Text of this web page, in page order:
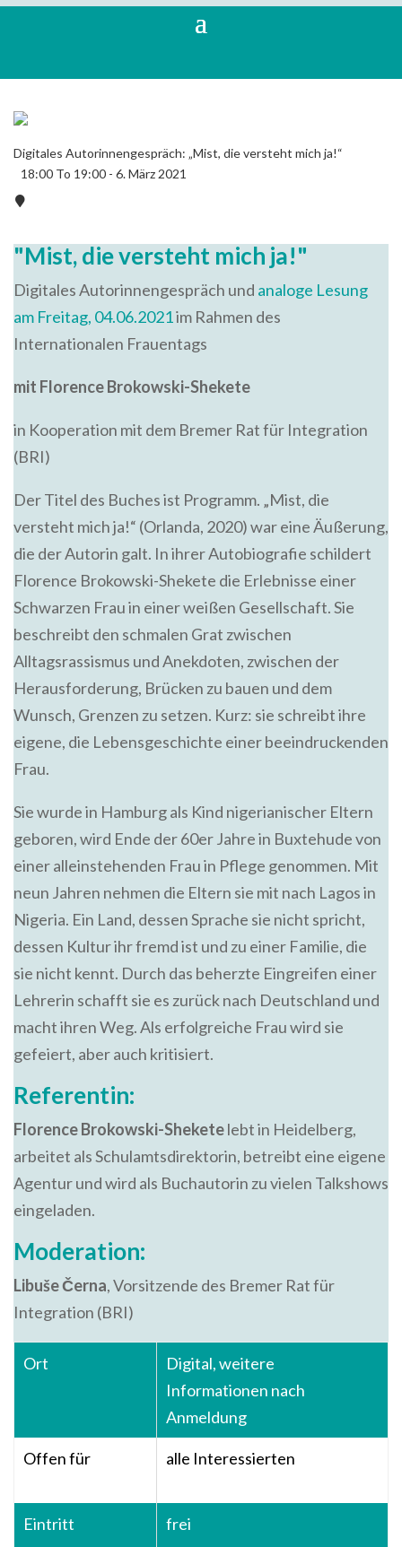
Digitales Autorinnengespräch: „Mist, die versteht mich ja!“
18:00 To 19:00 - 6. März 2021
"Mist, die versteht mich ja!"
Digitales Autorinnengespräch und analoge Lesung
am Freitag, 04.06.2021im Rahmen des
Internationalen Frauentags
mit Florence Brokowski-Shekete
in Kooperation mit dem Bremer Rat für Integration
(BRI)
Der Titel des Buches ist Programm. „Mist, die
versteht mich ja!“ (Orlanda, 2020) war eine Äußerung,
die der Autorin galt. In ihrer Autobiografie schildert
Florence Brokowski-Shekete die Erlebnisse einer
Schwarzen Frau in einer weißen Gesellschaft. Sie
beschreibt den schmalen Grat zwischen
Alltagsrassismus und Anekdoten, zwischen der
Herausforderung, Brücken zu bauen und dem
Wunsch, Grenzen zu setzen. Kurz: sie schreibt ihre
eigene, die Lebensgeschichte einer beeindruckenden
Frau.
Sie wurde in Hamburg als Kind nigerianischer Eltern
geboren, wird Ende der 60er Jahre in Buxtehude von
einer alleinstehenden Frau in Pflege genommen. Mit
neun Jahren nehmen die Eltern sie mit nach Lagos in
Nigeria. Ein Land, dessen Sprache sie nicht spricht,
dessen Kultur ihr fremd ist und zu einer Familie, die
sie nicht kennt. Durch das beherzte Eingreifen einer
Lehrerin schafft sie es zurück nach Deutschland und
macht ihren Weg. Als erfolgreiche Frau wird sie
gefeiert, aber auch kritisiert.
Referentin:
Florence Brokowski-Sheketelebt in Heidelberg,
arbeitet als Schulamtsdirektorin, betreibt eine eigene
Agentur und wird als Buchautorin zu vielen Talkshows
eingeladen.
Moderation:
Libuše Černa, Vorsitzende des Bremer Rat für
Integration (BRI)
Ort
Digital, weitere
Informationen nach
Anmeldung
Offen für alle Interessierten
Eintritt frei